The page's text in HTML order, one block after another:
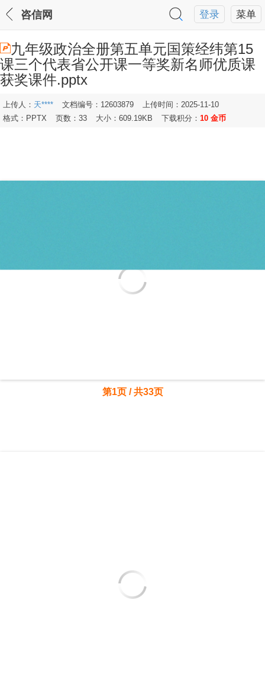
菜单
登录
咨信网
九年级政治全册第五单元国策经纬第15
课三个代表省公开课一等奖新名师优质课
获奖课件.pptx
上传人： 天**** 文档编号：12603879
上传时间：2025-11-10
格式：PPTX
页数：33 大小：609.19KB 下载积分： 10 金币
第1页 / 共33页